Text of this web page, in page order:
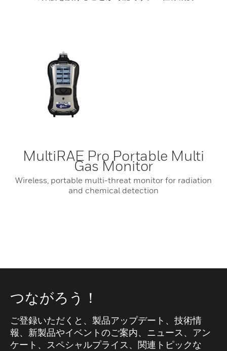
MultiRAE Pro Portable Multi
Gas Monitor
Wireless, portable multi-threat monitor for radiation
and chemical detection
つながろう！
ご登録いただくと、製品アップデート、技術情
報、新製品やイベントのご案内、ニュース、アン
ケート、スペシャルプライス、関連トピックな